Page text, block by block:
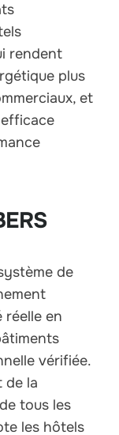
rendent
plus
et
de
réelle en
vérifiée.
de la
tous les
les hôtels